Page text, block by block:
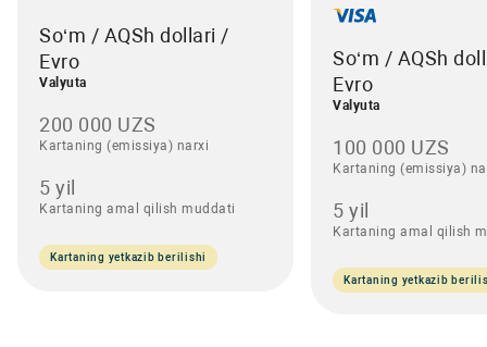
So‘m / AQSh dollari /
Evro
Valyuta
200 000 UZS
Kartaning (emissiya) narxi
5 yil
Kartaning amal qilish muddati
Kartaning yetkazib berilishi
So‘m / AQSh
Evro
Valyuta
100 000 UZS
Kartaning (emissiya)
5 yil
Kartaning amal qilish
Kartaning yetkazib